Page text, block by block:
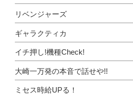
リベンジャーズ
ギャラクティカ
イチ押し!機種Check!
大崎一万発の本音で話せや!!
ミセス時給UPる！